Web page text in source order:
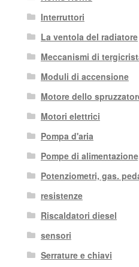
Interruttori
La ventola del radiatore
Meccanismi di
Moduli di accensione
Motore dello
Motori elettrici
Pompa d'aria
Pompe di
Potenziometri, gas.
resistenze
Riscaldatori diesel
sensori
Serrature e chiavi